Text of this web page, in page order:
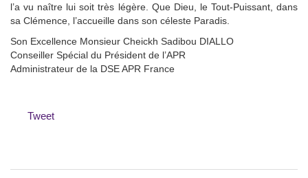
l’a vu naître lui soit très légère. Que Dieu, le Tout-Puissant, dans
sa Clémence, l’accueille dans son céleste Paradis.
Son Excellence Monsieur Cheickh Sadibou DIALLO
Conseiller Spécial du Président de l’APR
Administrateur de la DSE APR France
Tweet